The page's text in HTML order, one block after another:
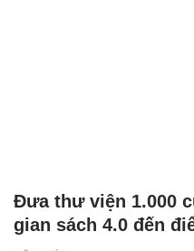
Đưa thư viện 1.000
gian sách 4.0 đến